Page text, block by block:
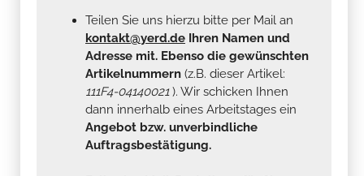
Teilen Sie uns hierzu bitte per Mail an
kontakt@yerd.de Ihren Namen und
Adresse mit. Ebenso die gewünschten
Artikelnummern (z.B. dieser Artikel:
111F4-04140021). Wir schicken Ihnen
dann innerhalb eines Arbeitstages ein
Angebot bzw. unverbindliche
Auftragsbestätigung.